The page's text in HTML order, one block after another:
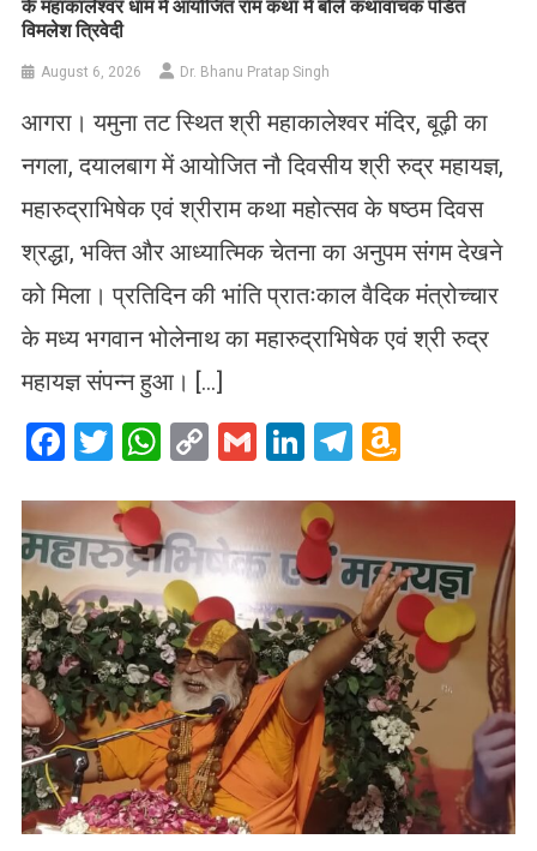
के महाकालेश्वर धाम में आयोजित राम कथा में बोले कथावाचक पंडित
विमलेश त्रिवेदी
August 6, 2026 Dr. Bhanu Pratap Singh
आगरा। यमुना तट स्थित श्री महाकालेश्वर मंदिर, बूढ़ी का
नगला, दयालबाग में आयोजित नौ दिवसीय श्री रुद्र महायज्ञ,
महारुद्राभिषेक एवं श्रीराम कथा महोत्सव के षष्ठम दिवस
श्रद्धा, भक्ति और आध्यात्मिक चेतना का अनुपम संगम देखने
को मिला। प्रतिदिन की भांति प्रातःकाल वैदिक मंत्रोच्चार
के मध्य भगवान भोलेनाथ का महारुद्राभिषेक एवं श्री रुद्र
महायज्ञ संपन्न हुआ। […]
Facebook
Twitter
WhatsApp
CopyGmailLinkedIn
Telegram
List